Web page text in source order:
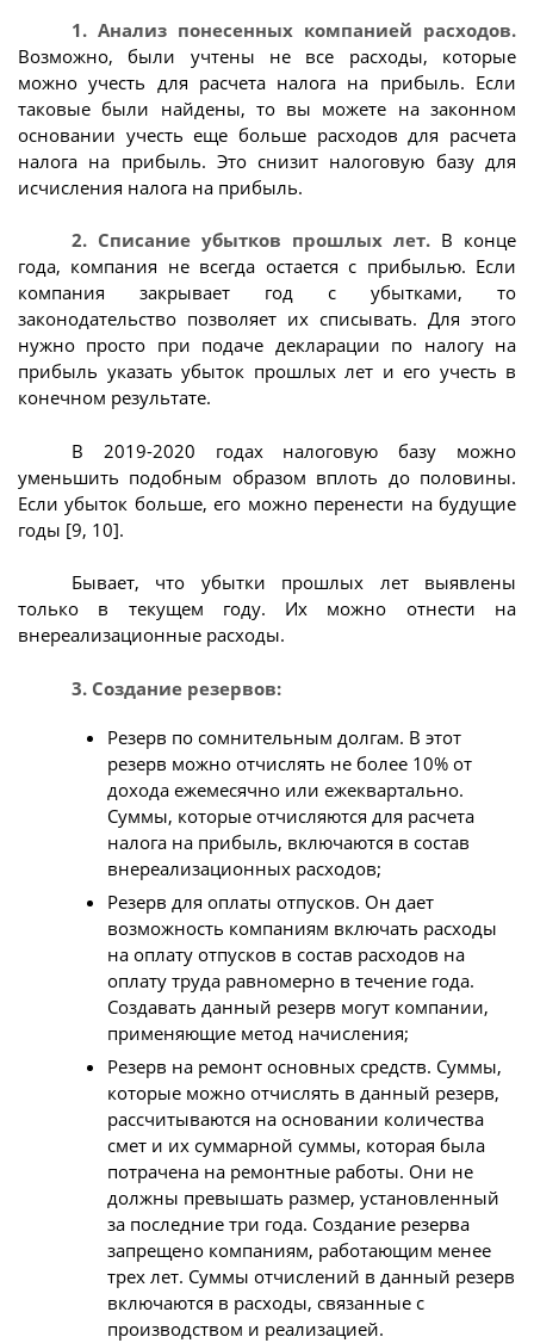
1. Анализ понесенных компанией расходов.
Возможно, были учтены не все расходы, которые
можно учесть для расчета налога на прибыль. Если
таковые были найдены, то вы можете на законном
основании учесть еще больше расходов для расчета
налога на прибыль. Это снизит налоговую базу для
исчисления налога на прибыль.
2. Списание убытков прошлых лет. В конце
года, компания не всегда остается с прибылью. Если
компания закрывает год с убытками, то
законодательство позволяет их списывать. Для этого
нужно просто при подаче декларации по налогу на
прибыль указать убыток прошлых лет и его учесть в
конечном результате.
В 2019-2020 годах налоговую базу можно
уменьшить подобным образом вплоть до половины.
Если убыток больше, его можно перенести на будущие
годы [9, 10].
Бывает, что убытки прошлых лет выявлены
только в текущем году. Их можно отнести на
внереализационные расходы.
3. Создание резервов:
Резерв по сомнительным долгам. В этот
резерв можно отчислять не более 10% от
дохода ежемесячно или ежеквартально.
Суммы, которые отчисляются для расчета
налога на прибыль, включаются в состав
внереализационных расходов;
Резерв для оплаты отпусков. Он дает
возможность компаниям включать расходы
на оплату отпусков в состав расходов на
оплату труда равномерно в течение года.
Создавать данный резерв могут компании,
применяющие метод начисления;
Резерв на ремонт основных средств. Суммы,
которые можно отчислять в данный резерв,
рассчитываются на основании количества
смет и их суммарной суммы, которая была
потрачена на ремонтные работы. Они не
должны превышать размер, установленный
за последние три года. Создание резерва
запрещено компаниям, работающим менее
трех лет. Суммы отчислений в данный резерв
включаются в расходы, связанные с
производством и реализацией.